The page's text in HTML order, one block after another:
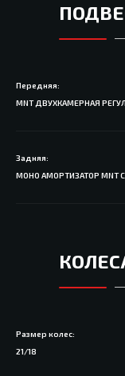
Передняя:
MNT ДВУХКАМЕРНАЯ
Задняя:
МОНО АМОРТИЗАТОР MNT
Размер колес:
21/18